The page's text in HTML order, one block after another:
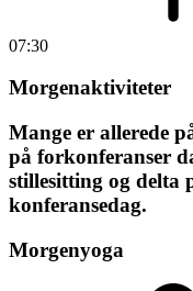
07:30
Morgenaktiviteter
Mange er allerede
på forkonferanser
stillesitting og delta
konferansedag.
Morgenyoga